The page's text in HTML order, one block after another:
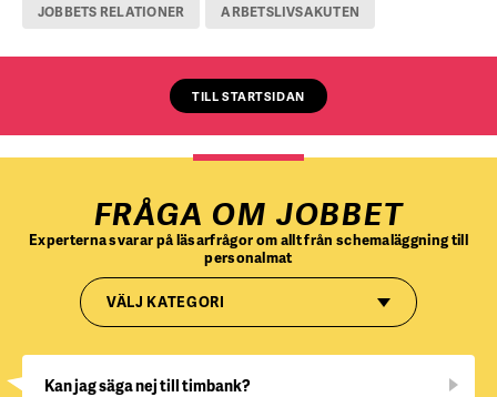
JOBBETS RELATIONER ARBETSLIVSAKUTEN
TILL STARTSIDAN
FRÅGA OM JOBBET
Experterna svarar på läsarfrågor om allt från schemaläggning till
personalmat
VÄLJ KATEGORI
Kan jag säga nej till timbank?